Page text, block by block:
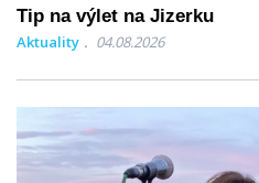
Tip na výlet na Jizerku
Aktuality 04.08.2026